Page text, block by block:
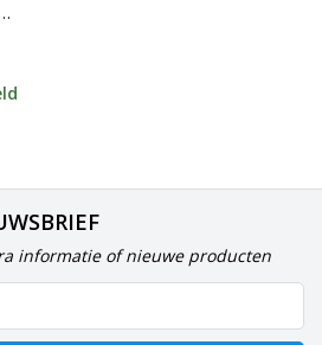
informatie of nieuwe producten